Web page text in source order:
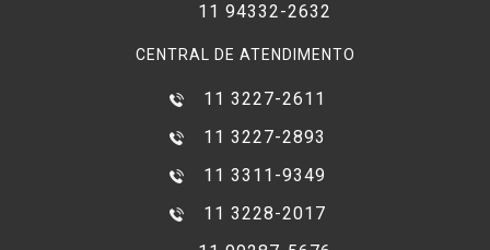
11 94332-2632
CENTRAL DE ATENDIMENTO
11 3227-2611
11 3227-2893
11 3311-9349
11 3228-2017